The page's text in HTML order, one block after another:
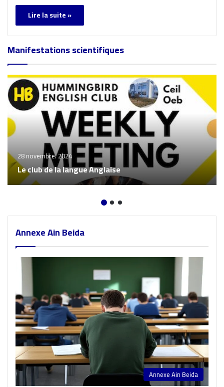
Lire la suite »
Manifestations scientifiques
28 novembre، 2024
Le club de la langue Anglaise
Annexe Ain Beida
Annexe Ain Beida